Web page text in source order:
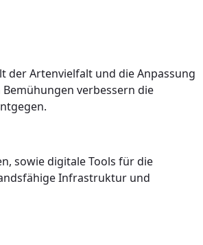
der Artenvielfalt und die Anpassung
verbessern die
sowie digitale Tools für die
Infrastruktur und